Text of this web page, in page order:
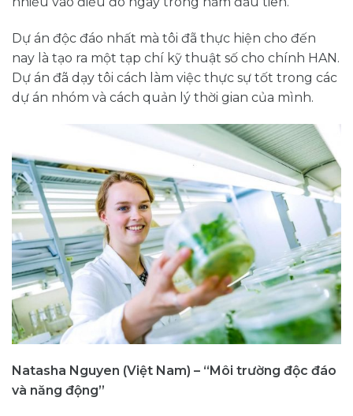
Dự án độc đáo nhất mà tôi đã thực hiện cho đến
nay là tạo ra một tạp chí kỹ thuật số cho chính HAN.
Dự án đã dạy tôi cách làm việc thực sự tốt trong các
dự án nhóm và cách quản lý thời gian của mình.
Natasha Nguyen (Việt Nam) – “Môi trường độc đáo
và năng động”